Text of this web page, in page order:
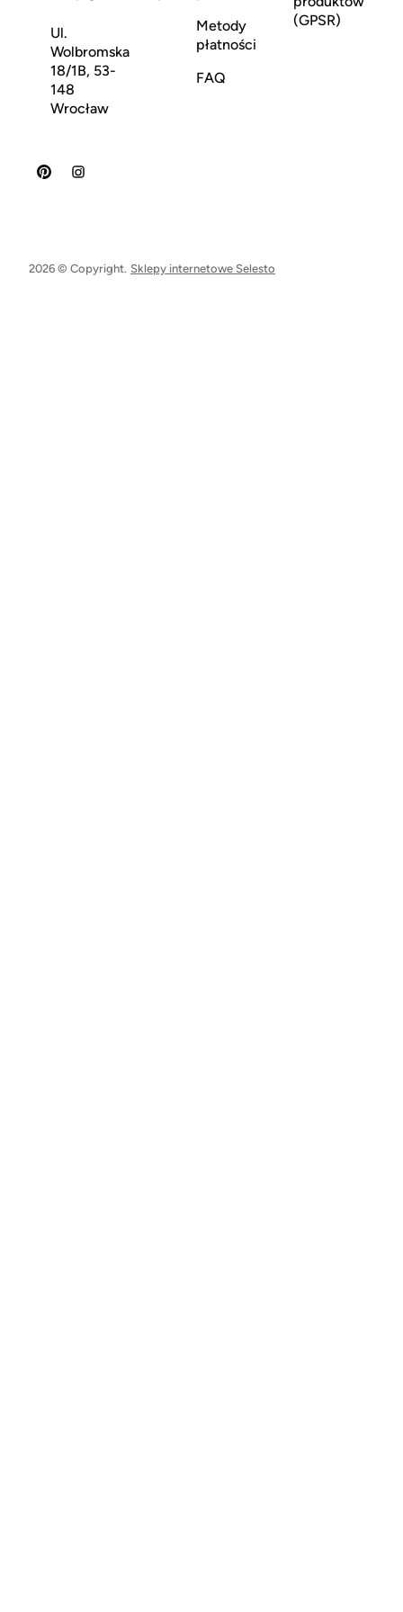
Ul.
Wolbromska
18/1B, 53-
148
Wrocław
Metody
płatności
FAQ
(GPSR)
2026 © Copyright. Sklepy internetowe Selesto